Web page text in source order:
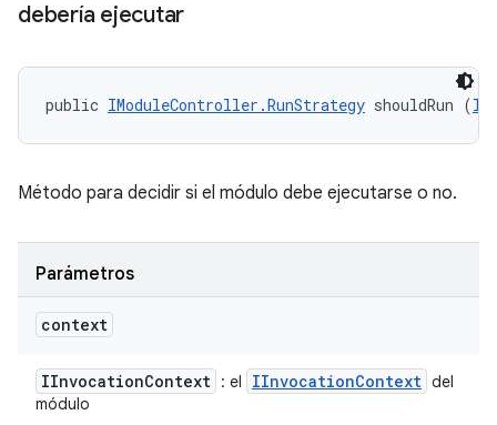
debería ejecutar
public IModuleController.RunStrategy shouldRun (
Método para decidir si el módulo debe ejecutarse o no.
Parámetros
context
IInvocationContext : el IInvocationContext del
módulo